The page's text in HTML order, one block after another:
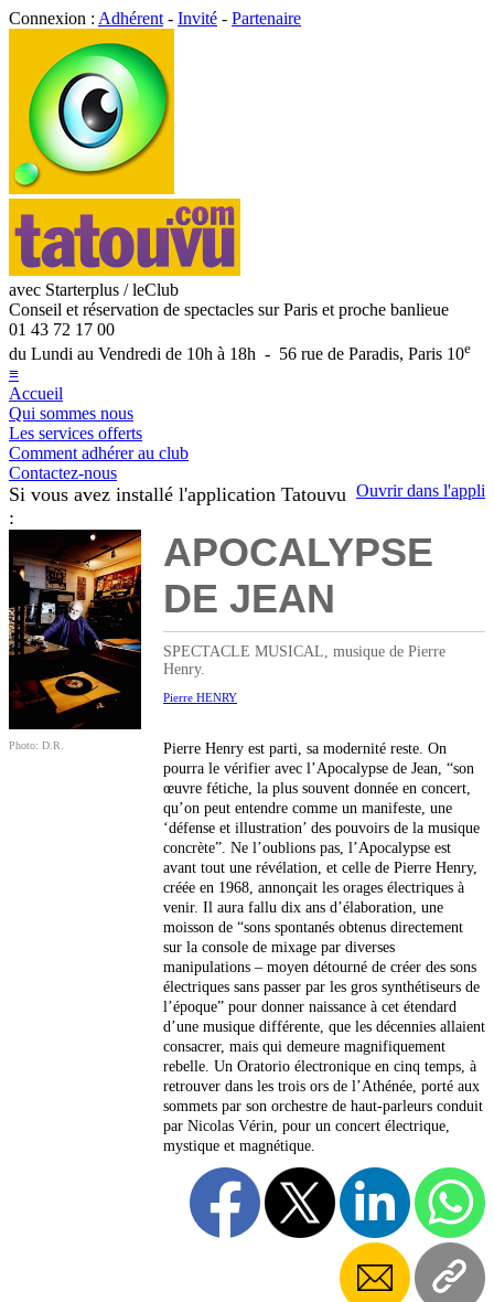
Connexion : Adhérent - Invité - Partenaire
avec Starterplus / leClub
Conseil et réservation de spectacles sur Paris et proche banlieue
01 43 72 17 00
du Lundi au Vendredi de 10h à 18h - 56 rue de Paradis, Paris 10e
≡
Accueil
Qui sommes nous
Les services offerts
Comment adhérer au club
Contactez-nous
Ouvrir dans l'appli
Si vous avez installé l'application Tatouvu
:
Photo: D.R.
APOCALYPSE
DE JEAN
SPECTACLE MUSICAL, musique de Pierre
Henry.
Pierre HENRY
Pierre Henry est parti, sa modernité reste. On
pourra le vérifier avec l’Apocalypse de Jean, “son
œuvre fétiche, la plus souvent donnée en concert,
qu’on peut entendre comme un manifeste, une
‘défense et illustration’ des pouvoirs de la musique
concrète”. Ne l’oublions pas, l’Apocalypse est
avant tout une révélation, et celle de Pierre Henry,
créée en 1968, annonçait les orages électriques à
venir. Il aura fallu dix ans d’élaboration, une
moisson de “sons spontanés obtenus directement
sur la console de mixage par diverses
manipulations – moyen détourné de créer des sons
électriques sans passer par les gros synthétiseurs de
l’époque” pour donner naissance à cet étendard
d’une musique différente, que les décennies allaient
consacrer, mais qui demeure magnifiquement
rebelle. Un Oratorio électronique en cinq temps, à
retrouver dans les trois ors de l’Athénée, porté aux
sommets par son orchestre de haut-parleurs conduit
par Nicolas Vérin, pour un concert électrique,
mystique et magnétique.